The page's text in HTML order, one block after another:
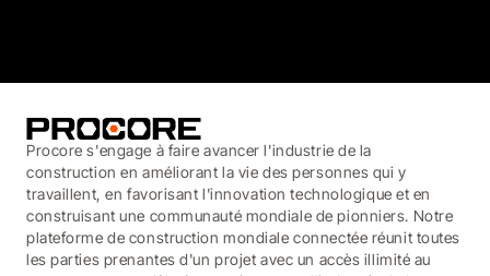
Procore s'engage à faire avancer l'industrie de la
construction en améliorant la vie des personnes qui y
travaillent, en favorisant l'innovation technologique et en
construisant une communauté mondiale de pionniers. Notre
plateforme de construction mondiale connectée réunit toutes
les parties prenantes d'un projet avec un accès illimité au